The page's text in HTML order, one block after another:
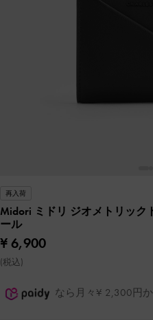
再入荷
Midori ミドリ ジオメトリック
ール
¥ 6,900
(税込)
なら月々¥ 2,300円